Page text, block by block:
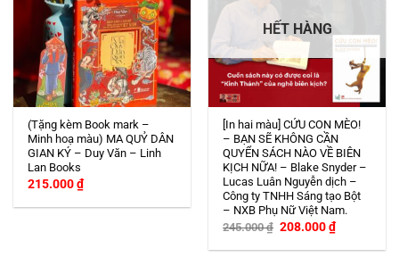
(Tặng kèm Book mark –
Minh hoạ màu) MA QUỶ DÂN
GIAN KÝ – Duy Văn – Linh
Lan Books
215.000₫
HẾT HÀNG
[In hai màu] CỨU CON MÈO!
– BẠN SẼ KHÔNG CẦN
QUYỂN SÁCH NÀO VỀ BIÊN
KỊCH NỮA! – Blake Snyder –
Lucas Luân Nguyễn dịch –
Công ty TNHH Sáng tạo Bột
– NXB Phụ Nữ Việt Nam.
245.000₫ Giá
là:
208.000₫Giá
hiện
tại